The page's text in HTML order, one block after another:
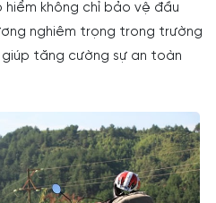
hiểm không chỉ bảo vệ đầu
nghiêm trọng trong trường
tăng cường sự an toàn